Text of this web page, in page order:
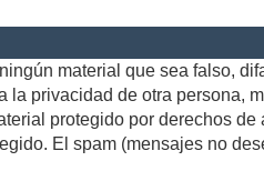
material que sea falso,
privacidad de otra persona,
protegido por derechos
El spam (mensajes no